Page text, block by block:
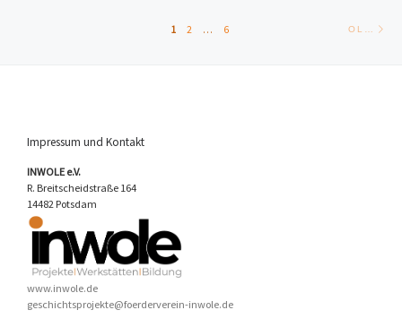
1 2 … 6
Impressum und Kontakt
INWOLE e.V.
R. Breitscheidstraße 164
14482 Potsdam
www.inwole.de
geschichtsprojekte@foerderverein-inwole.de